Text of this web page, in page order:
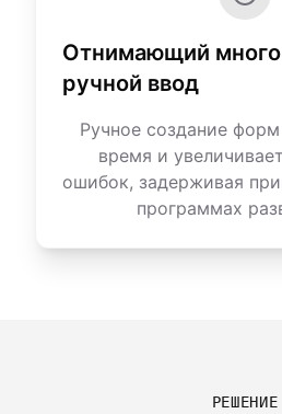
Отнимающий
ручной ввод
Ручное создание
время и
ошибок, задерживая
программах
РЕШЕНИЕ